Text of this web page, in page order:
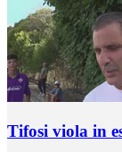
Tifosi viola in